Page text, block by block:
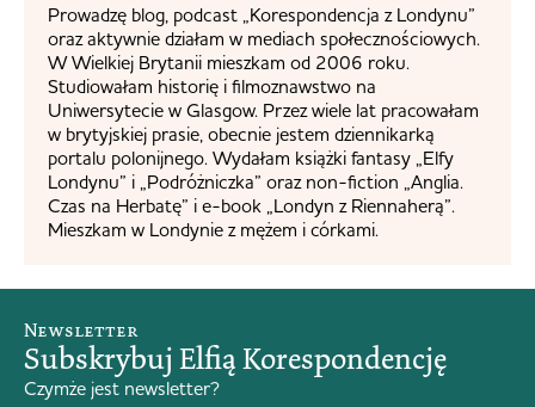
Prowadzę blog, podcast „Korespondencja z Londynu”
oraz aktywnie działam w mediach społecznościowych.
W Wielkiej Brytanii mieszkam od 2006 roku.
Studiowałam historię i filmoznawstwo na
Uniwersytecie w Glasgow. Przez wiele lat pracowałam
w brytyjskiej prasie, obecnie jestem dziennikarką
portalu polonijnego. Wydałam książki fantasy „Elfy
Londynu” i „Podróżniczka” oraz non-fiction „Anglia.
Czas na Herbatę” i e-book „Londyn z Riennaherą”.
Mieszkam w Londynie z mężem i córkami.
Newsletter
Subskrybuj Elfią Korespondencję
Czymże jest newsletter?